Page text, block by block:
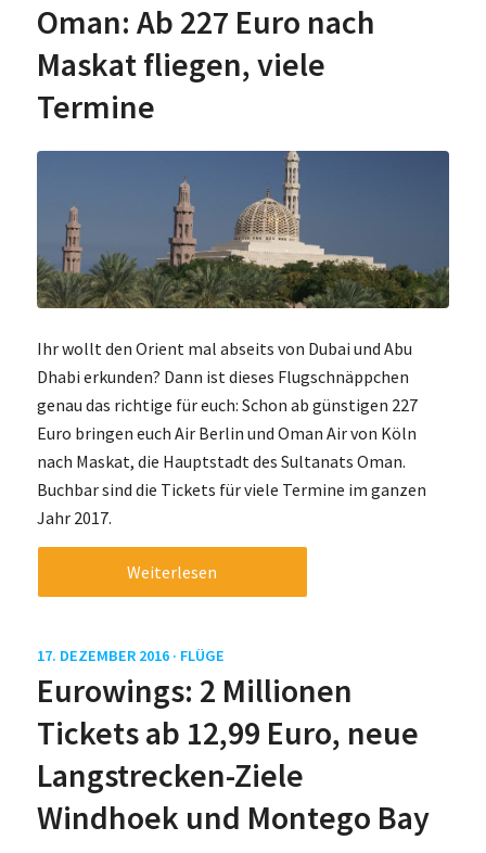
Oman: Ab 227 Euro nach
Maskat fliegen, viele
Termine
Ihr wollt den Orient mal abseits von Dubai und Abu
Dhabi erkunden? Dann ist dieses Flugschnäppchen
genau das richtige für euch: Schon ab günstigen 227
Euro bringen euch Air Berlin und Oman Air von Köln
nach Maskat, die Hauptstadt des Sultanats Oman.
Buchbar sind die Tickets für viele Termine im ganzen
Jahr 2017.
Weiterlesen
17. DEZEMBER 2016 · FLÜGE
Eurowings: 2 Millionen
Tickets ab 12,99 Euro, neue
Langstrecken-Ziele
Windhoek und Montego Bay